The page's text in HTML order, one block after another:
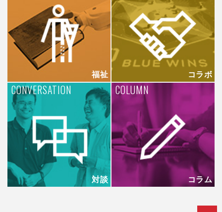
福祉 コラボ
対談
CONVERSATION
コラム
COLUMN